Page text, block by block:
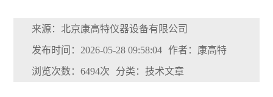
来源：北京康高特仪器设备有限公司
发布时间：2026-05-28 09:58:04 作者：康高特
浏览次数：6494次 分类：技术文章